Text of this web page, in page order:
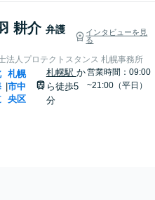
耕介 弁護
インタビューを見
る
法人プロテクトスタンス 札幌事務所
|
札幌
市中
央区
札幌駅 か
ら徒歩5
分
営業時間：09:00
~21:00（平日）